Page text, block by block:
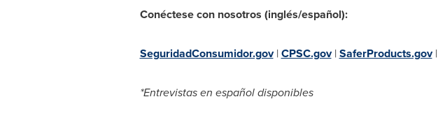
Conéctese con nosotros (inglés/español):
SeguridadConsumidor.gov|CPSC.gov|SaferProducts.gov|
*Entrevistas en español disponibles